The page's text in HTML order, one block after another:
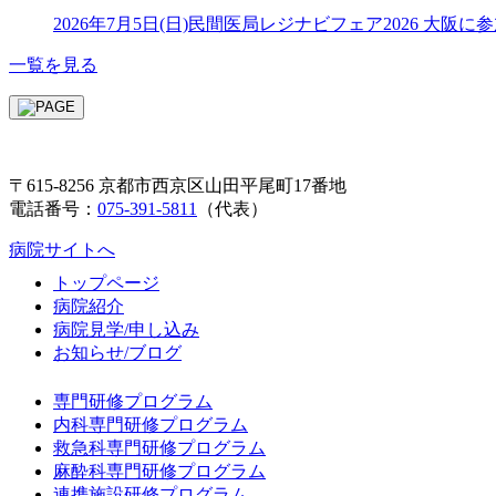
2026年7月5日(日)民間医局レジナビフェア2026 大阪に
一覧を見る
〒615-8256 京都市西京区山田平尾町17番地
電話番号： 075-391-5811 （代表）
病院サイトへ
トップページ
病院紹介
病院見学/申し込み
お知らせ/ブログ
専門研修プログラム
内科専門研修プログラム
救急科専門研修プログラム
麻酔科専門研修プログラム